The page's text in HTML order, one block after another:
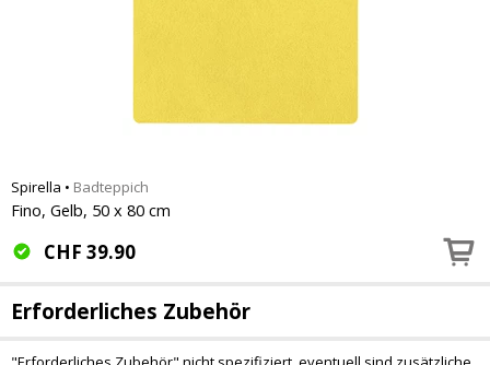
Spirella • Badteppich
Fino, Gelb, 50 x 80 cm
CHF 39.90
Erforderliches Zubehör